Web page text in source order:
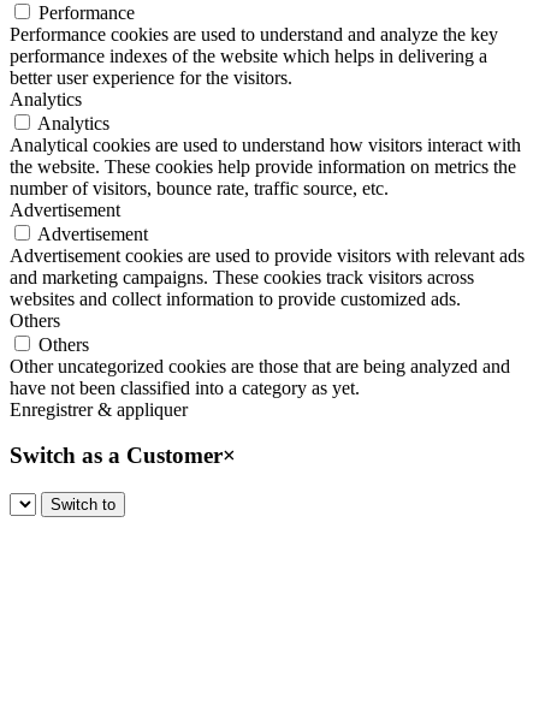
Performance
Performance cookies are used to understand and analyze the key
performance indexes of the website which helps in delivering a
better user experience for the visitors.
Analytics
Analytics
Analytical cookies are used to understand how visitors interact with
the website. These cookies help provide information on metrics the
number of visitors, bounce rate, traffic source, etc.
Advertisement
Advertisement
Advertisement cookies are used to provide visitors with relevant ads
and marketing campaigns. These cookies track visitors across
websites and collect information to provide customized ads.
Others
Others
Other uncategorized cookies are those that are being analyzed and
have not been classified into a category as yet.
Enregistrer & appliquer
Switch as a Customer×